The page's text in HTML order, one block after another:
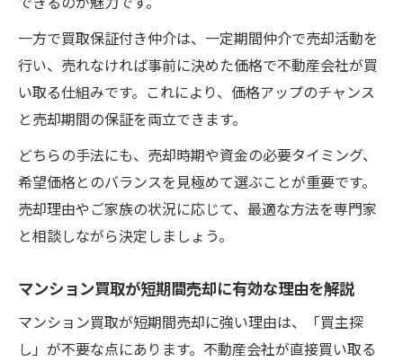
売却なら買取と仲介どちらが最適か徹底比較
マンション買取と仲介の特徴と違いを比較
解説
売却スピード重視ならマンション買取がお
すすめ
価格と期間で選ぶマンション買取と仲介の
選択基準
マンション買取と仲介のメリット・デメリ
マンション買取が向いているケースを具体
的に紹介
効率重視の方におすすめのマンション買取活用
一方で買取保証付き仲介は、一定期間仲介で売却活動を
行い、売れなければ事前に決めた価格で不動産会社が買
い取る仕組みです。これにより、価格アップのチャンス
と売却期間の保証を両立できます。
どちらの手法にも、売却時期や資金の必要タイミング、
希望価格とのバランスを見極めて選ぶことが重要です。
売却理由やご家族の状況に応じて、最適な方法を専門家
と相談しながら決定しましょう。
マンション買取が短期間売却に有効な理由を解説
マンション買取が短期間売却に強い理由は、「買主探
し」が不要な点にあります。不動産会社が直接買い取る